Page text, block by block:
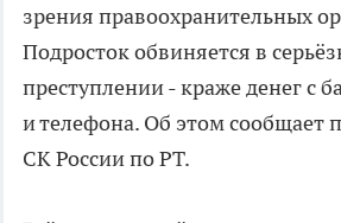
зрения правоохранительных
Подросток обвиняется в
преступлении - краже денег с
и телефона. Об этом сообщает
СК России по РТ.